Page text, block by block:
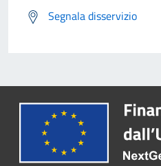
Segnala disservizio